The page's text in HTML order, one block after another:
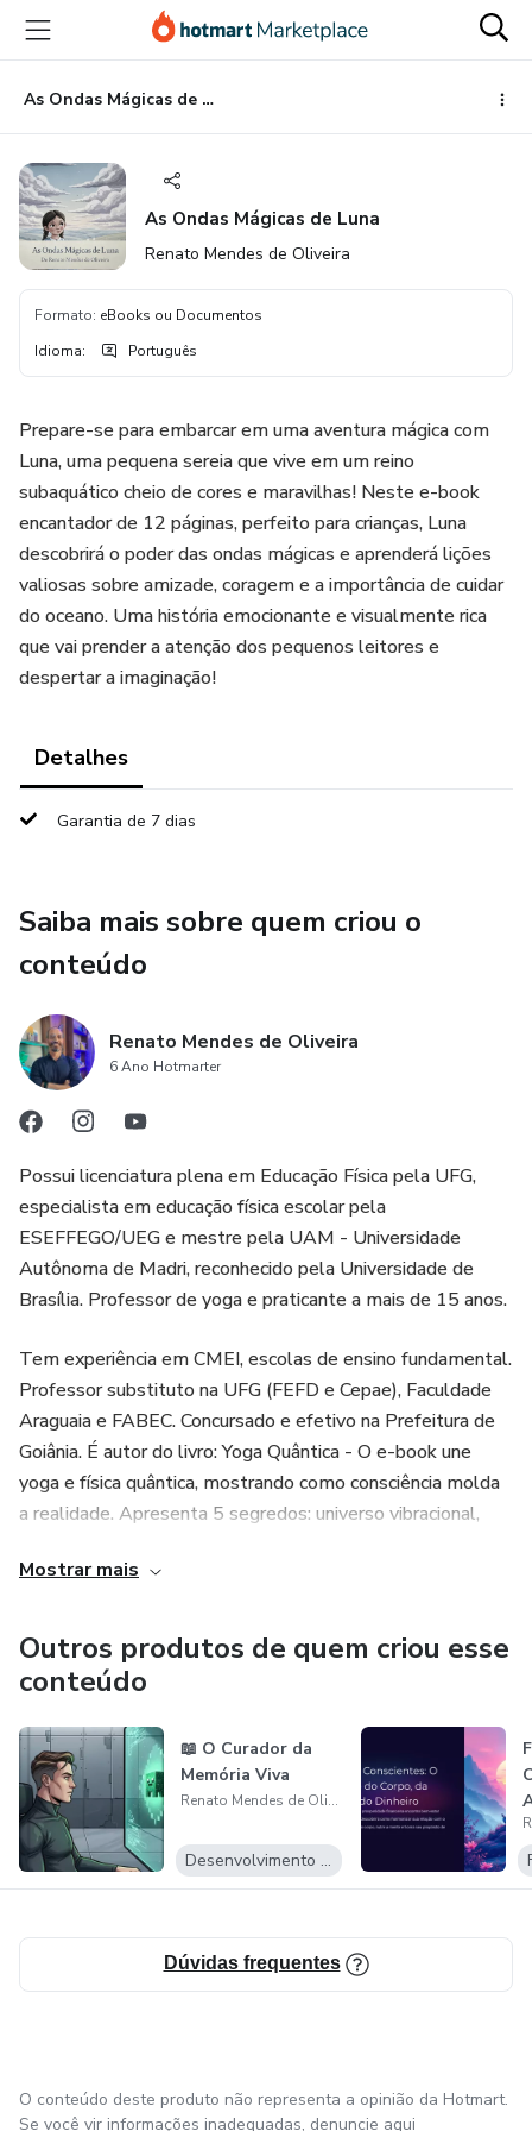
para
conteúdo
principal
para
pagamento
para
rodapé
As Ondas Mágicas de Luna
As Ondas Mágicas de Luna
Renato Mendes de Oliveira
Formato: eBooks ou Documentos
Idioma: Português
Prepare-se para embarcar em uma aventura mágica com
Luna, uma pequena sereia que vive em um reino
subaquático cheio de cores e maravilhas! Neste e-book
encantador de 12 páginas, perfeito para crianças, Luna
descobrirá o poder das ondas mágicas e aprenderá lições
valiosas sobre amizade, coragem e a importância de cuidar
do oceano. Uma história emocionante e visualmente rica
que vai prender a atenção dos pequenos leitores e
despertar a imaginação!
Detalhes
Garantia de 7 dias
Saiba mais sobre quem criou o
conteúdo
Renato Mendes de Oliveira
6 Ano Hotmarter
Possui licenciatura plena em Educação Física pela UFG,
especialista em educação física escolar pela
ESEFFEGO/UEG e mestre pela UAM - Universidade
Autônoma de Madri, reconhecido pela Universidade de
Brasília. Professor de yoga e praticante a mais de 15 anos.
Tem experiência em CMEI, escolas de ensino fundamental.
Professor substituto na UFG (FEFD e Cepae), Faculdade
Araguaia e FABEC. Concursado e efetivo na Prefeitura de
Goiânia. É autor do livro: Yoga Quântica - O e-book une
yoga e física quântica, mostrando como consciência molda
a realidade. Apresenta 5 segredos: universo vibracional,
quânticos e visualização criativa. Propõe práticas diárias
intenções.
Mostrar mais
Outros produtos de quem criou esse
conteúdo
📖 O Curador da
Memória Viva
Renato Mendes de Oliveira
Desenvolvimento Pessoal
Dúvidas frequentes
O conteúdo deste produto não representa a opinião da Hotmart.
Se você vir informações inadequadas, denuncie aqui